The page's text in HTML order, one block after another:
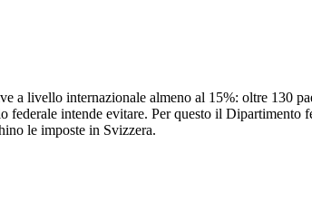
a livello internazionale almeno al 15%: oltre 130
federale intende evitare. Per questo il
le imposte in Svizzera.